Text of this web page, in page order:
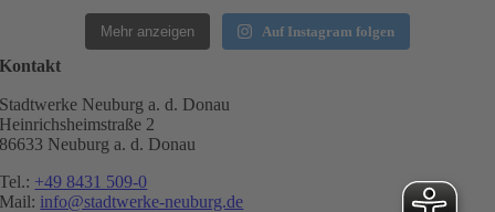
Mehr anzeigen Auf Instagram folgen
Kontakt
Stadtwerke Neuburg a. d. Donau
Heinrichsheimstraße 2
86633 Neuburg a. d. Donau
Tel.: +49 8431 509-0
Mail: info@stadtwerke-neuburg.de